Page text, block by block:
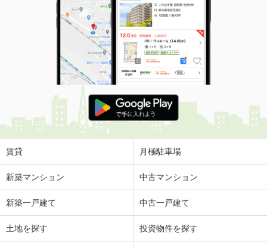
価 格
5.20万円
住 所
宮崎県宮崎市高岡町飯田 ３丁目
専有面積 50.03m²
間取り
1LDK
宮崎県宮崎市権現町
価 格
4.70万円
住 所
宮崎県宮崎市権現町
専有面積
宮崎県宮崎市清水１丁目
4.70万円
賃貸 月極駐車場
新築マンション 中古マンション
新築一戸建て 中古一戸建て
土地を探す 投資物件を探す